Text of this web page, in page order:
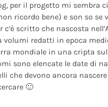
per il progetto mi sembra
ricordo bene) e son so se
c’è scritto che nascosta
volumi redatti in epoca
mondiale in una cripta
sono elencate le date di
che devono ancora
🙂